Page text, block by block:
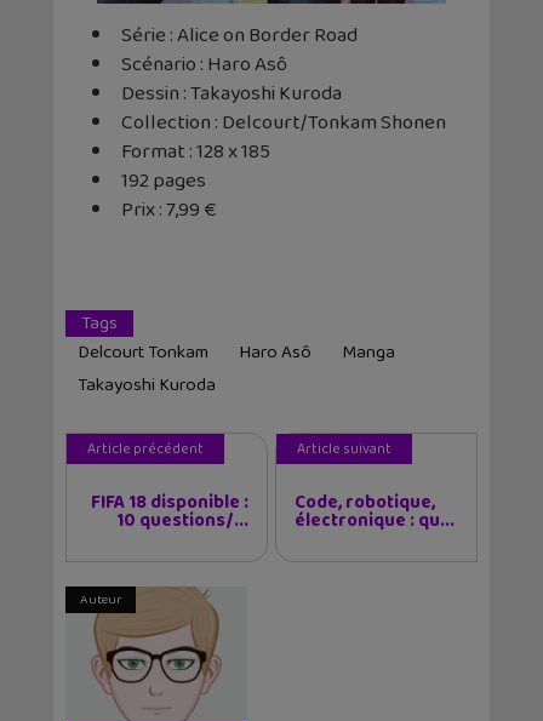
Série : Alice on Border Road
Scénario : Haro Asô
Dessin : Takayoshi Kuroda
Collection : Delcourt/Tonkam Shonen
Format : 128 x 185
192 pages
Prix : 7,99 €
Tags
Delcourt Tonkam
Haro Asô
Manga
Takayoshi Kuroda
Article précédent
FIFA 18 disponible :
10 questions/...
Article suivant
Code, robotique,
électronique : qu...
Auteur